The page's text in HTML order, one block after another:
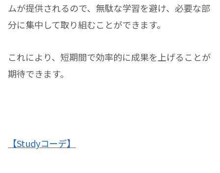
ムが提供されるので、無駄な学習を避け、必要な部
分に集中して取り組むことができます。
これにより、短期間で効率的に成果を上げることが
期待できます。
【Studyコーデ】